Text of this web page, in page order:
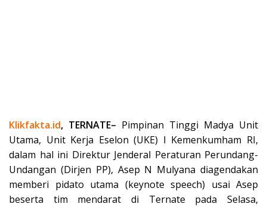
Klikfakta.id, TERNATE– Pimpinan Tinggi Madya Unit
Utama, Unit Kerja Eselon (UKE) I Kemenkumham RI,
dalam hal ini Direktur Jenderal Peraturan Perundang-
Undangan (Dirjen PP), Asep N Mulyana diagendakan
memberi pidato utama (keynote speech) usai Asep
beserta tim mendarat di Ternate pada Selasa,